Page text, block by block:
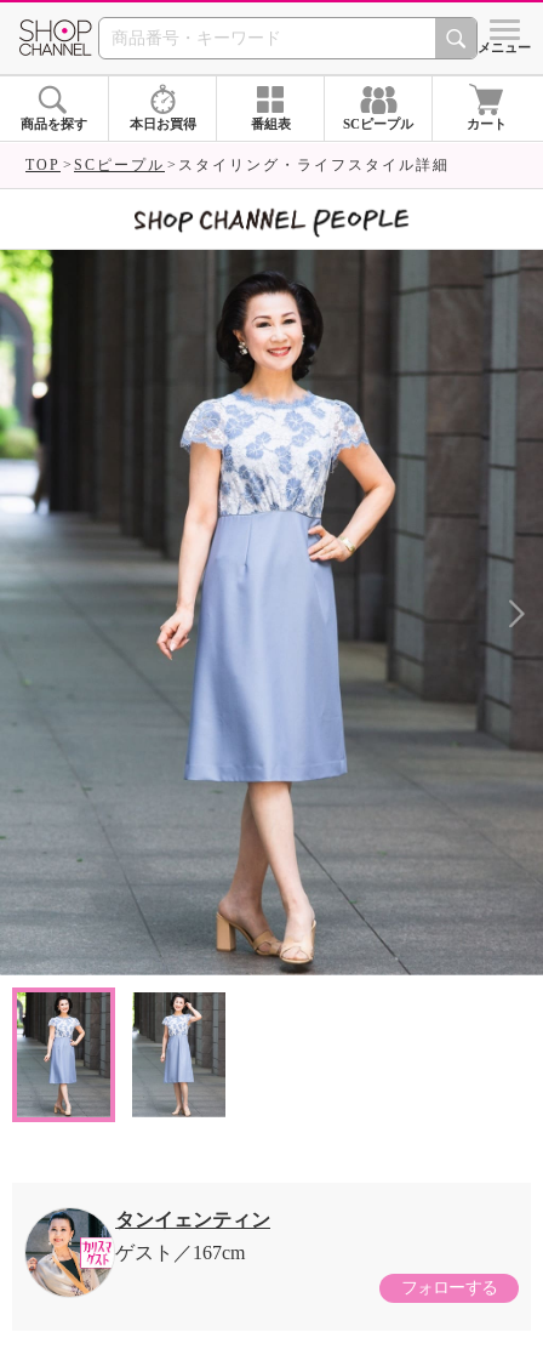
SHOP CHANNEL シメニュー
商品を探す 本日お買得 番組表 SCピープル カート
TOP SCピープル スタイリング・ライフスタイル詳細
タンイェンティン
ゲスト
167cm
フォローする